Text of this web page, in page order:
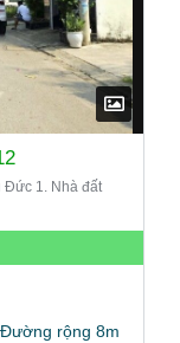
Đức 1. Nhà đất
Đường rộng 8m